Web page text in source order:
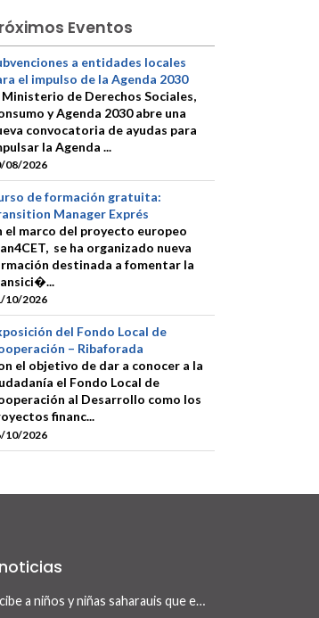
Eventos
a entidades locales
el impulso de la Agenda 2030
Ministerio de Derechos Sociales,
y Agenda 2030 abre una
convocatoria de ayudas para
la Agenda ...
08/2026
de formación gratuita:
Manager Exprés
el marco del proyecto europeo
se ha organizado nueva
destinada a fomentar la
10/2026
del Fondo Local de
– Ribaforada
el objetivo de dar a conocer a la
el Fondo Local de
al Desarrollo como los
financ...
10/2026
La FNMC recibe a niños y niñas saharauis que este verano visitan Navarra con el programa Vacaciones en Paz